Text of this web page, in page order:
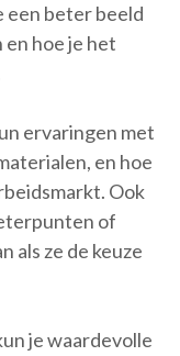
een beter beeld
hoe je het
ervaringen met
en hoe
Ook
of
als ze de keuze
je waardevolle